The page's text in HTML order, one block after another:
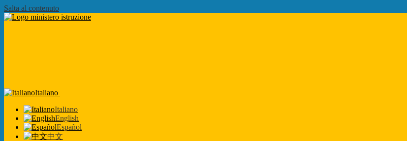
Salta al contenuto
Italiano
Italiano
English
Español
中文